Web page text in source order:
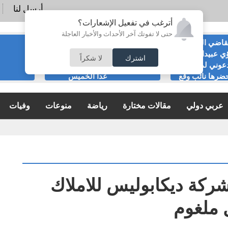
أترغب في تفعيل الإشعارات؟
حتى لا تفوتك آخر الأحداث والأخبار العاجلة
اشترك لا شكراً
أرسل لنا
السابق
عبيدات :لا
لمناسبة
نائب وقع
صحة انباء صدور
نتائج الثانوية العامة
غدا الخميس
عربي دولي مقالات مختارة رياضة منوعات وفيات
ديكابوليس للاملاك
ملغوم